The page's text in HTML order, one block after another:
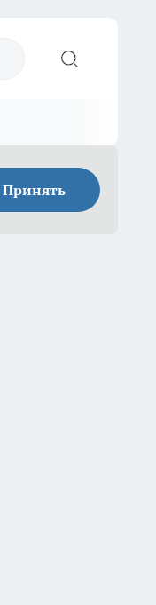
Принять